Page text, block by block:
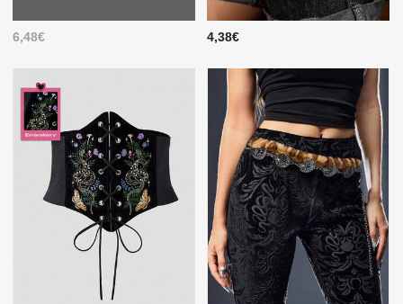
6,48€ 4,38€